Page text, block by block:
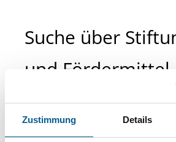
Zustimmung Details
Suche über
und Fördermittel
Sie suchen finanzielle
Projekt oder ein Vorhaben? Hier